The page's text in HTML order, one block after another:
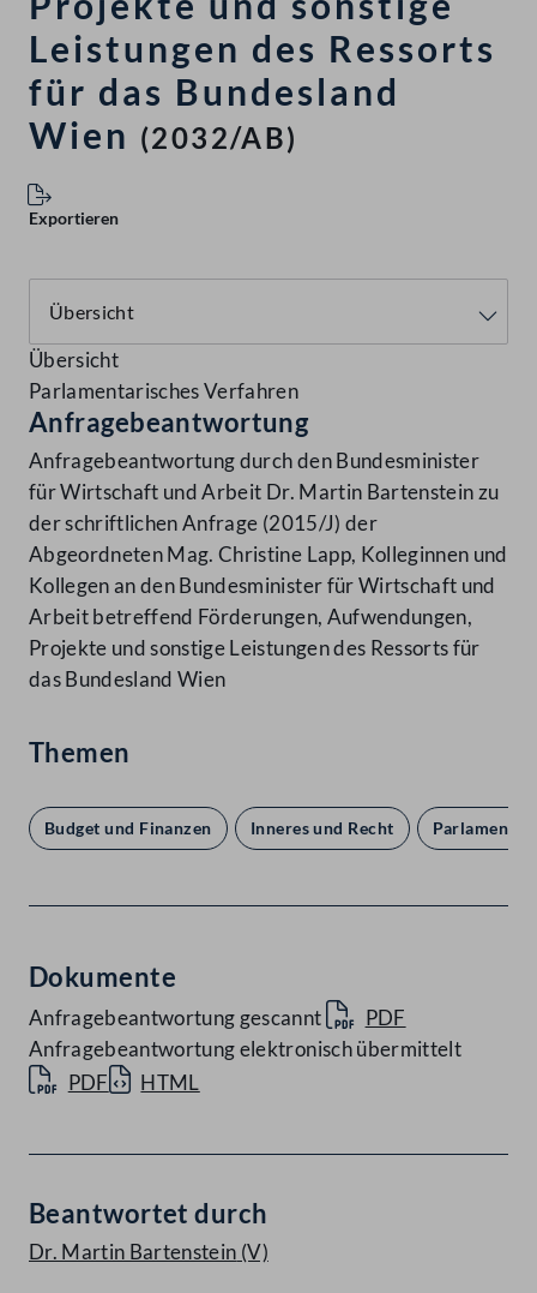
Leistungen des Ressorts
für das Bundesland
Wien (2032/AB)
Exportieren
Übersicht
Parlamentarisches Verfahren
Anfragebeantwortung
Anfragebeantwortung durch den Bundesminister
für Wirtschaft und Arbeit Dr. Martin Bartenstein zu
der schriftlichen Anfrage (2015/J) der
Abgeordneten Mag. Christine Lapp, Kolleginnen und
Kollegen an den Bundesminister für Wirtschaft und
Arbeit betreffend Förderungen, Aufwendungen,
Projekte und sonstige Leistungen des Ressorts für
das Bundesland Wien
Themen
Budget und Finanzen Inneres und Recht Parlament
Dokumente
Anfragebeantwortung gescannt
PDF
Anfragebeantwortung elektronisch übermittelt
PDF
HTML
Beantwortet durch
Dr. Martin Bartenstein (V)